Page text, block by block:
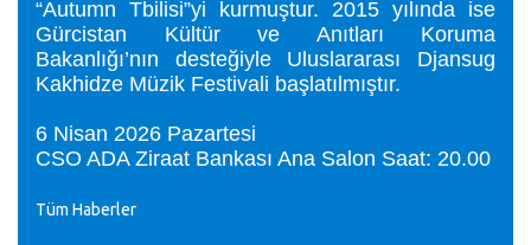
“Autumn Tbilisi”yi kurmuştur. 2015 yılında ise
Gürcistan Kültür ve Anıtları Koruma
Bakanlığı’nın desteğiyle Uluslararası Djansug
Kakhidze Müzik Festivali başlatılmıştır.
6 Nisan 2026 Pazartesi
CSO ADA Ziraat Bankası Ana Salon Saat: 20.00
Tüm Haberler